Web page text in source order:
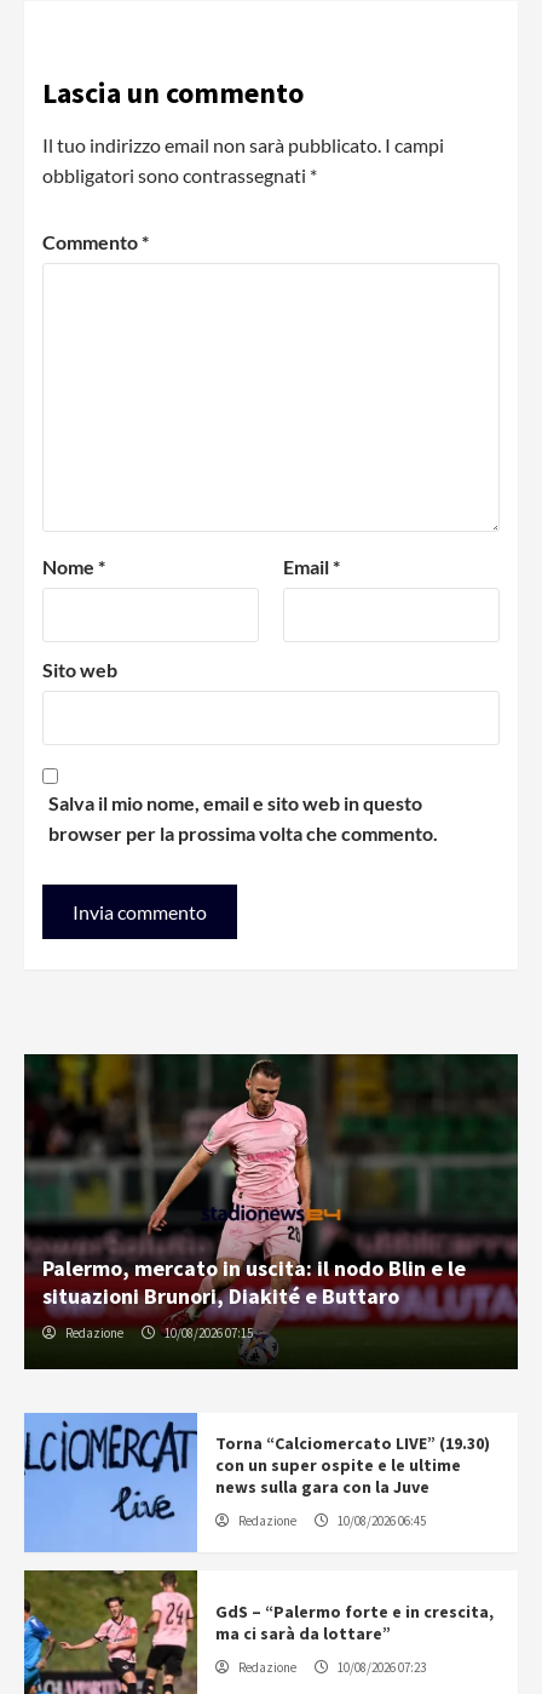
Lascia un commento
Il tuo indirizzo email non sarà pubblicato. I campi
obbligatori sono contrassegnati *
Commento*
Nome * Email*
Sito web
Salva il mio nome, email e sito web in questo
browser per la prossima volta che commento.
Palermo, mercato in uscita: il nodo Blin e le
situazioni Brunori, Diakité e Buttaro
Redazione 10/08/2026 07:15
Torna “Calciomercato LIVE” (19.30)
con un super ospite e le ultime
news sulla gara con la Juve
Redazione 10/08/2026 06:45
GdS – “Palermo forte e in crescita,
ma ci sarà da lottare”
Redazione 10/08/2026 07:23